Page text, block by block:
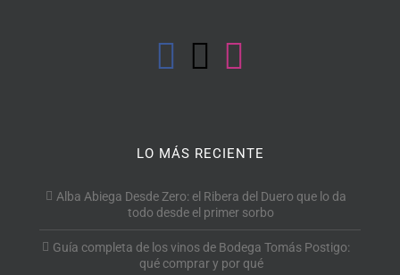
LO MÁS RECIENTE
Alba Abiega Desde Zero: el Ribera del Duero que lo da
todo desde el primer sorbo
Guía completa de los vinos de Bodega Tomás Postigo:
qué comprar y por qué